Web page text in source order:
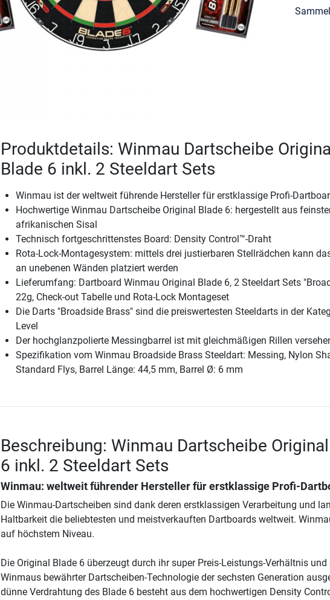
Produktdetails: Winmau Dartscheibe Original
Blade 6 inkl. 2 Steeldart Sets
Winmau ist der weltweit führende Hersteller für erstklassige Profi-
Hochwertige Winmau Dartscheibe Original Blade 6: hergestellt aus
afrikanischen Sisal
Technisch fortgeschrittenstes Board: Density Control™-Draht
Rota-Lock-Montagesystem: mittels drei justierbaren Stellrädchen kann
an unebenen Wänden platziert werden
Lieferumfang: Dartboard Winmau Original Blade 6, 2 Steeldart Sets
22g, Check-out Tabelle und Rota-Lock Montageset
Die Darts "Broadside Brass" sind die preiswertesten Steeldarts in der
Level
Der hochglanzpolierte Messingbarrel ist mit gleichmäßigen Rillen
Spezifikation vom Winmau Broadside Brass Steeldart: Messing, Nylon
Standard Flys, Barrel Länge: 44,5 mm, Barrel Ø: 6 mm
Beschreibung: Winmau Dartscheibe
6 inkl. 2 Steeldart Sets
Winmau: weltweit führender Hersteller für erstklassige Profi-
Die Winmau-Dartscheiben sind dank deren erstklassigen Verarbeitung und
Haltbarkeit die beliebtesten und meistverkauften Dartboards weltweit.
auf höchstem Niveau.
Die Original Blade 6 überzeugt durch ihr super Preis-Leistungs-Verhältnis
Winmaus bewährter Dartscheiben-Technologie der sechsten Generation
dünne Verdrahtung des Blade 6 besteht aus dem hochwertigen Density